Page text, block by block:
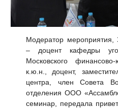
Модератор мероприятия,
– доцент кафедры
Московского финансово-
к.ю.н., доцент,
центра, член Совета
отделения ООО
семинар, передала